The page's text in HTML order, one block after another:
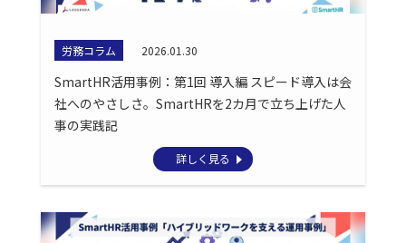
労務コラム 2026.01.30
SmartHR活用事例：第1回 導入編 スピード導入は会
社へのやさしさ。SmartHRを2カ月で立ち上げた人
事の実践記
詳しく見る